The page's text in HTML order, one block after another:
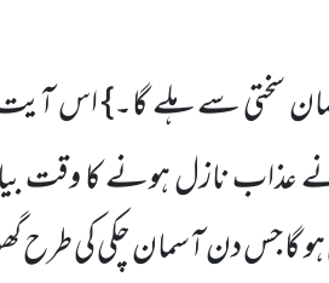
سختی سے ہلے گا۔} اس
عذاب نازل ہونے کا وقت
ہو گا جس دن آسمان چکی کی